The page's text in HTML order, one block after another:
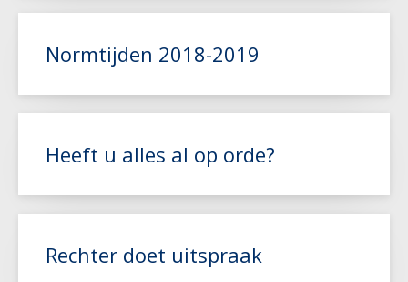
Normtijden 2018-2019
Heeft u alles al op orde?
Rechter doet uitspraak